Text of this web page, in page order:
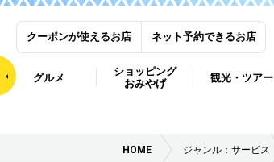
クーポンが使えるお店 ネット予約できるお店
グルメ
ショッピング
おみやげ
観光・ツアー
HOME ジャンル：サービス